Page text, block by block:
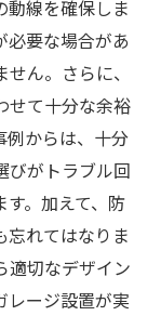
動線を確保しま
必要な場合があ
ん。さらに、
せて十分な余裕
例からは、十分
びがトラブル回
。加えて、防
忘れてはなりま
適切なデザイン
レージ設置が実